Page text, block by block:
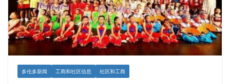
多伦多新闻 工商和社区信息 社区和工商